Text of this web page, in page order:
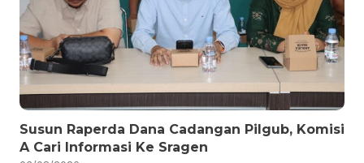
Susun Raperda Dana Cadangan Pilgub, Komisi
A Cari Informasi Ke Sragen